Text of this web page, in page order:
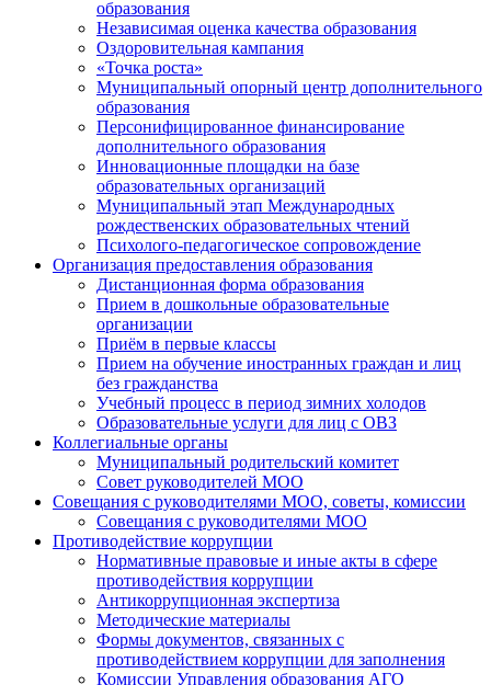
образования
Независимая оценка качества образования
Оздоровительная кампания
«Точка роста»
Муниципальный опорный центр дополнительного
образования
Персонифицированное финансирование
дополнительного образования
Инновационные площадки на базе
образовательных организаций
Муниципальный этап Международных
рождественских образовательных чтений
Психолого-педагогическое сопровождение
Организация предоставления образования
Дистанционная форма образования
Прием в дошкольные образовательные
организации
Приём в первые классы
Прием на обучение иностранных граждан и лиц
без гражданства
Учебный процесс в период зимних холодов
Образовательные услуги для лиц с ОВЗ
Коллегиальные органы
Муниципальный родительский комитет
Совет руководителей МОО
Совещания с руководителями МОО, советы, комиссии
Совещания с руководителями МОО
Противодействие коррупции
Нормативные правовые и иные акты в сфере
противодействия коррупции
Антикоррупционная экспертиза
Методические материалы
Формы документов, связанных с
противодействием коррупции для заполнения
Комиссии Управления образования АГО